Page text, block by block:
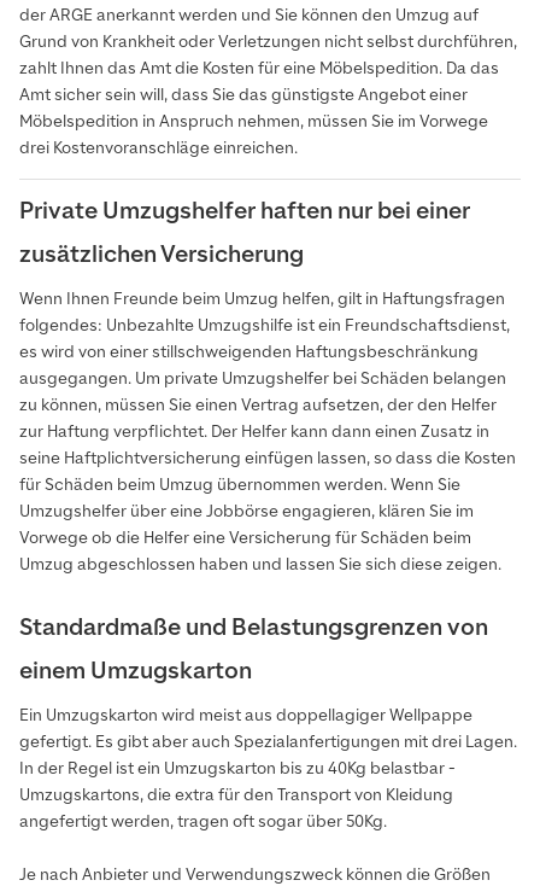
der ARGE anerkannt werden und Sie können den Umzug auf
Grund von Krankheit oder Verletzungen nicht selbst durchführen,
zahlt Ihnen das Amt die Kosten für eine Möbelspedition. Da das
Amt sicher sein will, dass Sie das günstigste Angebot einer
Möbelspedition in Anspruch nehmen, müssen Sie im Vorwege
drei Kostenvoranschläge einreichen.
Private Umzugshelfer haften nur bei einer
zusätzlichen Versicherung
Wenn Ihnen Freunde beim Umzug helfen, gilt in Haftungsfragen
folgendes: Unbezahlte Umzugshilfe ist ein Freundschaftsdienst,
es wird von einer stillschweigenden Haftungsbeschränkung
ausgegangen. Um private Umzugshelfer bei Schäden belangen
zu können, müssen Sie einen Vertrag aufsetzen, der den Helfer
zur Haftung verpflichtet. Der Helfer kann dann einen Zusatz in
seine Haftplichtversicherung einfügen lassen, so dass die Kosten
für Schäden beim Umzug übernommen werden. Wenn Sie
Umzugshelfer über eine Jobbörse engagieren, klären Sie im
Vorwege ob die Helfer eine Versicherung für Schäden beim
Umzug abgeschlossen haben und lassen Sie sich diese zeigen.
Standardmaße und Belastungsgrenzen von
einem Umzugskarton
Ein Umzugskarton wird meist aus doppellagiger Wellpappe
gefertigt. Es gibt aber auch Spezialanfertigungen mit drei Lagen.
In der Regel ist ein Umzugskarton bis zu 40Kg belastbar -
Umzugskartons, die extra für den Transport von Kleidung
angefertigt werden, tragen oft sogar über 50Kg.
Je nach Anbieter und Verwendungszweck können die Größen